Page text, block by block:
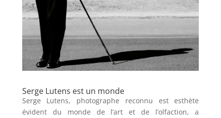
Serge Lutens est un monde
Serge Lutens, photographe reconnu est esthète
évident du monde de l’art et de l’olfaction, a